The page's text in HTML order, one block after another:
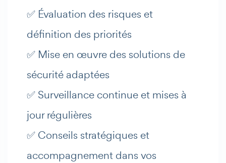
✅ Évaluation des risques et
définition des priorités
✅ Mise en œuvre des solutions de
sécurité adaptées
✅ Surveillance continue et mises à
jour régulières
✅ Conseils stratégiques et
accompagnement dans vos